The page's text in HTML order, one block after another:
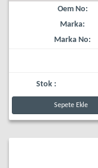
Oem No:
Marka:
Marka No:
Stok :
Sepete Ekle